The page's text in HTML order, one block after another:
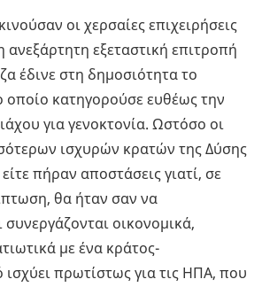
οι χερσαίες επιχειρήσεις
εξεταστική επιτροπή
έδινε στη δημοσιότητα το
οποίο κατηγορούσε ευθέως την
για γενοκτονία. Ωστόσο οι
ισχυρών κρατών της Δύσης
πήραν αποστάσεις γιατί, σε
θα ήταν σαν να
οικονομικά,
με ένα κράτος-
πρωτίστως για τις ΗΠΑ, που